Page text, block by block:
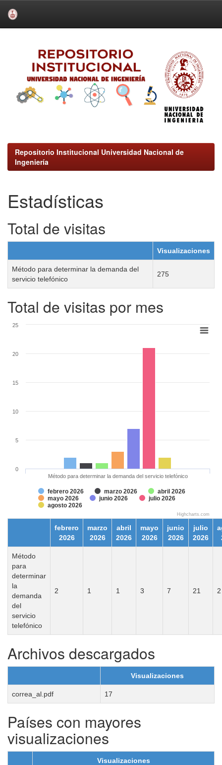
Repositorio Institucional Universidad Nacional de
Ingeniería
Estadísticas
Total de visitas
Visualizaciones
Método para determinar la demanda del
servicio telefónico
275
Total de visitas por mes
febrero 2026 marzo 2026
abril 2026
mayo 2026
junio 2026
julio 2026
agosto 2026
Método para determinar la demanda del servicio telefónico
0
5
10
15
20
25
Highcharts.com
febrero
2026
marzo
2026
abril
2026
mayo
2026
junio
2026
julio
2026
Método
para
determinar
la
demanda
del
servicio
telefónico
2 1 1 3 7 21 2
Archivos descargados
Visualizaciones
correa_al.pdf 17
Países con mayores
visualizaciones
Visualizaciones